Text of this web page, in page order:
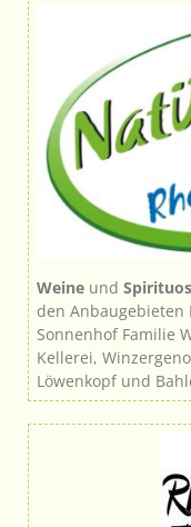
Weine und
den
Sonnenhof Familie
Kellerei,
Löwenkopf und